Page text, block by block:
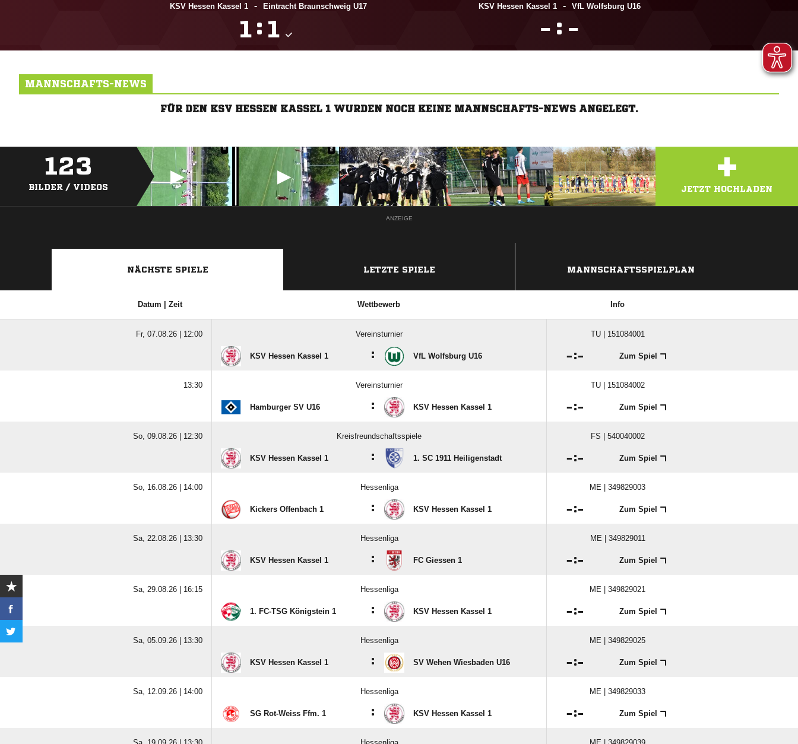
KSV Hessen Kassel 1
- Eintracht Braunschweig U17
 : 
KSV Hessen Kassel 1
- VfL Wolfsburg U16
 : 
MANNSCHAFTS-NEWS
FÜR DEN KSV HESSEN KASSEL 1 WURDEN NOCH KEINE MANNSCHAFTS-NEWS ANGELEGT.
123
BILDER / VIDEOS +
JETZT HOCHLADEN
ANZEIGE
NÄCHSTE SPIELE LETZTE SPIELE MANNSCHAFTSSPIELPLAN
Datum | Zeit Wettbewerb Info
Fr, 07.08.26 | 12:00 Vereinsturnier TU | 151084001
KSV Hessen Kassel 1 : VfL Wolfsburg U16 : Zum Spiel
13:30 Vereinsturnier TU | 151084002
Hamburger SV U16 : KSV Hessen Kassel 1 : Zum Spiel
So, 09.08.26 | 12:30 Kreisfreundschaftsspiele FS | 540040002
KSV Hessen Kassel 1 : 1. SC 1911 Heiligenstadt : Zum Spiel
So, 16.08.26 | 14:00 Hessenliga ME | 349829003
Kickers Offenbach 1 : KSV Hessen Kassel 1 : Zum Spiel
Sa, 22.08.26 | 13:30 Hessenliga ME | 349829011
KSV Hessen Kassel 1 : FC Giessen 1 : Zum Spiel
Sa, 29.08.26 | 16:15 Hessenliga ME | 349829021
1. FC-TSG Königstein 1 : KSV Hessen Kassel 1 : Zum Spiel
Sa, 05.09.26 | 13:30 Hessenliga ME | 349829025
KSV Hessen Kassel 1 : SV Wehen Wiesbaden U16 : Zum Spiel
Sa, 12.09.26 | 14:00 Hessenliga ME | 349829033
SG Rot-Weiss Ffm. 1 : KSV Hessen Kassel 1 : Zum Spiel